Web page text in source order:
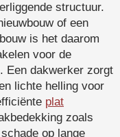
structuur.
of een
is het daarom
voor de
. Een dakwerker zorgt
lichte helling voor
plat
zoals
op lange